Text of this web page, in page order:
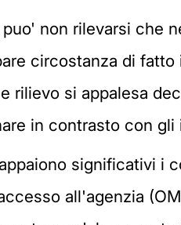
non rilevarsi che
circostanza di
rilievo si appalesa
in contrasto con
significativi i
all'agenzia